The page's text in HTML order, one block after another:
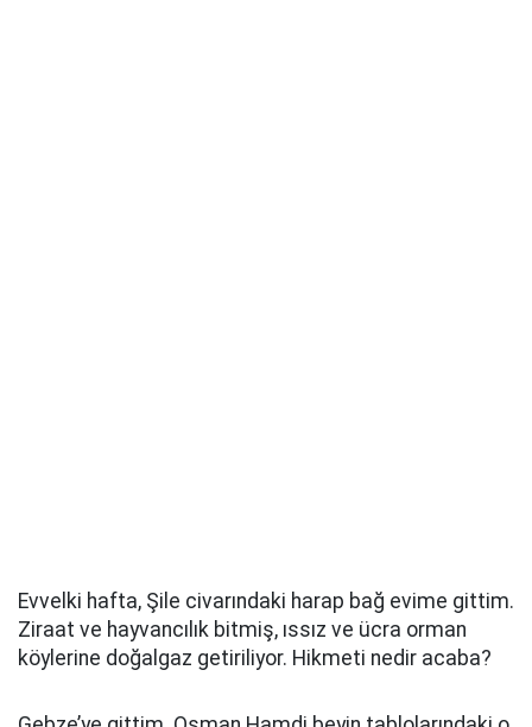
Evvelki hafta, Şile civarındaki harap bağ evime gittim.
Ziraat ve hayvancılık bitmiş, ıssız ve ücra orman
köylerine doğalgaz getiriliyor. Hikmeti nedir acaba?